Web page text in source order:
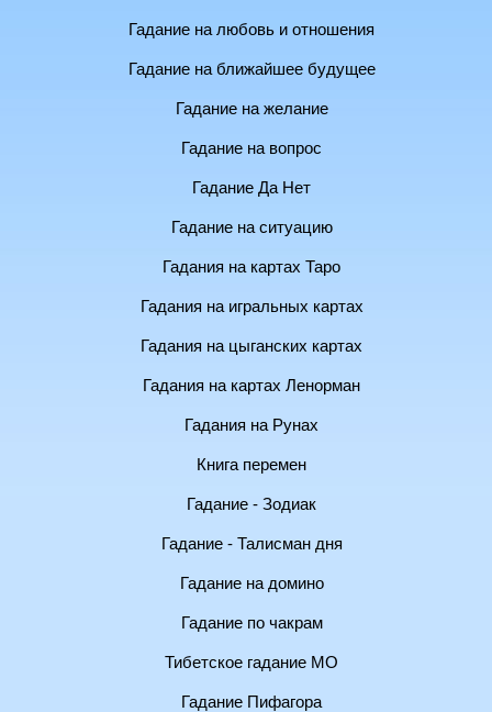
Гадание на любовь и отношения
Гадание на ближайшее будущее
Гадание на желание
Гадание на вопрос
Гадание Да Нет
Гадание на ситуацию
Гадания на картах Таро
Гадания на игральных картах
Гадания на цыганских картах
Гадания на картах Ленорман
Гадания на Рунах
Книга перемен
Гадание - Зодиак
Гадание - Талисман дня
Гадание на домино
Гадание по чакрам
Тибетское гадание МО
Гадание Пифагора